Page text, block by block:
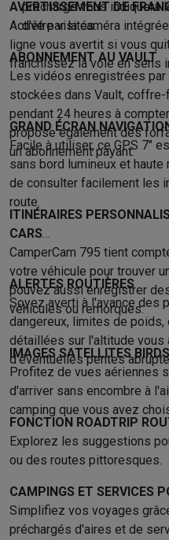
Téléphonie & montres
GSM Smartphones Apple
Reconditionné Smartphones
Protection GSMCoques
Montres connectées
Chargeurs GSMChargeurs et
Accessoires GSMAirTags &
Téléphones fixes
Ordinateurs & tablettes
Ordinateurs
Périphériques ITSouris
Tablettes & liseuses
ImprimerImprimantes
Réseau & wifiRouteurs &
Mémoire & stockage
LogicielsWindows &
Accessoires ITChargeurs &
Gaming
PlayStation PlayStation 5
NintendoNintendo Switch 2
XboxJeux XboxManettes
PC gaming
PC portables
Setup gaming
Casques gaming
Maison & objets connectés
Montres connectées
MobilitéTrottinettes
préchargé vous indiquera
d'être visités.
AVERTISSEMENT DE
Activé par la caméra
ligne vous avertit si vous
franchissez la voie en sens
ABONNEMENT AU VAULT
Les vidéos enregistrées
stockées dans Vault,
pendant 24 heures à
propose également des
un abonnement payant.
GRAND ÉCRAN
Facile à utiliser, ce GPS 7″
sans bord lumineux et
de consulter facilement les
route.
ITINÉRAIRES
CARS
CamperCam 795 tient
votre véhicule pour trouver
pouvez aussi enregistrer
véhicules ou remorques.
ALERTES ROUTIÈRES
Soyez averti à l'avance des
dangereux, limites de
détaillées sur l'altitude vous
d'éventuelles pentes
IMAGES SATELLITES
Profitez de vues aériennes
d'arriver sans encombre à
camping que vous avez
FONCTION ROADTRIP
Explorez les suggestions
ou des routes pittoresques.
CAMPINGS ET SERVICES
Simplifiez vos voyages
préchargés d'aires et de